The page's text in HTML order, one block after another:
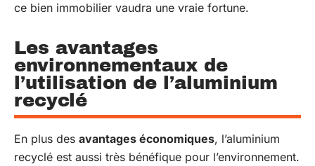
ce bien immobilier vaudra une vraie fortune.
Les avantages
environnementaux de
l’utilisation de l’aluminium
recyclé
En plus des avantages économiques, l’aluminium
recyclé est aussi très bénéfique pour l’environnement.